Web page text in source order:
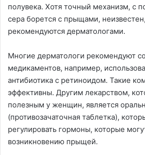
полувека. Хотя точный механизм, с
сера борется с прыщами,
рекомендуются дерматологами.
Многие дерматологи рекомендуют
медикаментов, например,
антибиотика с ретиноидом. Такие
эффективны. Другим лекарством,
полезным у женщин, является
(противозачаточная таблетка),
регулировать гормоны, которые
возникновению прыщей.